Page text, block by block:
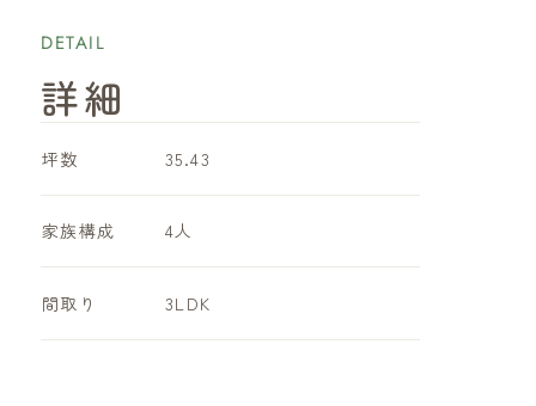
DETAIL
詳細
坪数 35.43
家族構成 4人
​間取り 3LDK